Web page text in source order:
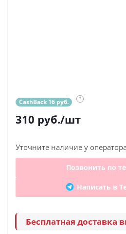
CashBack 16 руб. ?
310 руб./шт
Уточните наличие у оператора
Позвонить по
Написать в
Бесплатная доставка